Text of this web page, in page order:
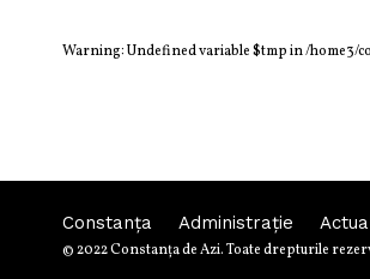
Warning: Undefined variable $tmp in/home3/
Constanța Administraţie
© 2022 Constanţa de Azi. Toate drepturile